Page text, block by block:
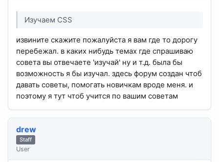
Изучаем CSS
извините скажите пожалуйста я вам где то дорогу
перебежал. в каких нибудь темах где спрашиваю
совета вы отвечаете 'изучай' ну и т.д. была бы
возможность я бы изучал. здесь форум создан чтоб
давать советы, помогать новичкам вроде меня. и
поэтому я тут чтоб учится по вашим советам
drew
Staff
User